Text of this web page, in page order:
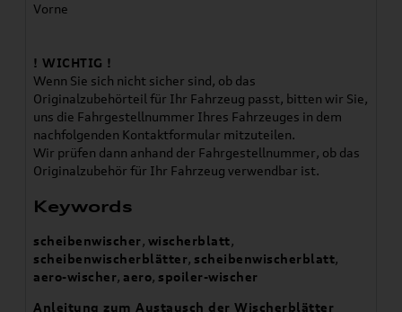
Vorne
! WICHTIG !
Wenn Sie sich nicht sicher sind, ob das
Originalzubehörteil für Ihr Fahrzeug passt, bitten wir Sie,
uns die Fahrgestellnummer Ihres Fahrzeuges in dem
nachfolgenden Kontaktformular mitzuteilen.
Wir prüfen dann anhand der Fahrgestellnummer, ob das
Originalzubehör für Ihr Fahrzeug verwendbar ist.
Keywords
scheibenwischer, wischerblatt,
scheibenwischerblätter, scheibenwischerblatt,
aero-wischer, aero, spoiler-wischer
Anleitung zum Austausch der Wischerblätter